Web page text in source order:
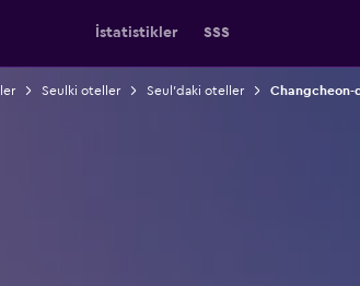
İstatistikler SSS
Seulki oteller Seul'daki oteller Changcheon-